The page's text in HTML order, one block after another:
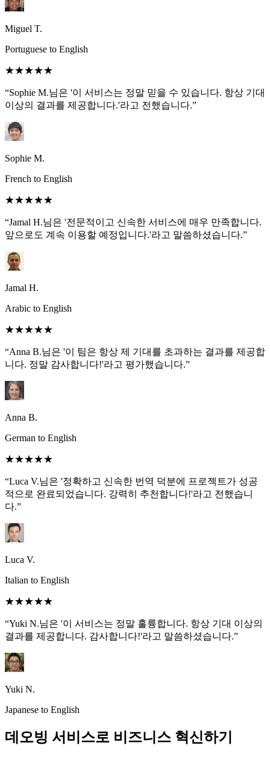
Miguel T.
Portuguese to English
★★★★★
“Sophie M.님은 '이 서비스는 정말 믿을 수 있습니다. 항상 기대
이상의 결과를 제공합니다.'라고 전했습니다.”
Sophie M.
French to English
★★★★★
“Jamal H.님은 '전문적이고 신속한 서비스에 매우 만족합니다.
앞으로도 계속 이용할 예정입니다.'라고 말씀하셨습니다.”
Jamal H.
Arabic to English
★★★★★
“Anna B.님은 '이 팀은 항상 제 기대를 초과하는 결과를 제공합
니다. 정말 감사합니다!'라고 평가했습니다.”
Anna B.
German to English
★★★★★
“Luca V.님은 '정확하고 신속한 번역 덕분에 프로젝트가 성공
적으로 완료되었습니다. 강력히 추천합니다!'라고 전했습니
다.”
Luca V.
Italian to English
★★★★★
“Yuki N.님은 '이 서비스는 정말 훌륭합니다. 항상 기대 이상의
결과를 제공합니다. 감사합니다!'라고 말씀하셨습니다.”
Yuki N.
Japanese to English
데오빙 서비스로 비즈니스 혁신하기